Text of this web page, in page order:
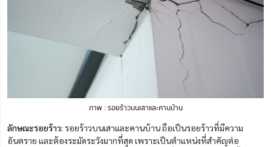
ภาพ : รอยร้าวบนเสาและคานบ้าน
ลักษณะรอยร้าว: รอยร้าวบนเสาและคานบ้าน ถือเป็นรอยร้าวที่มีความ
อันตราย และต้องระมัดระวังมากที่สุด เพราะเป็นตำแหน่งที่สำคัญต่อ